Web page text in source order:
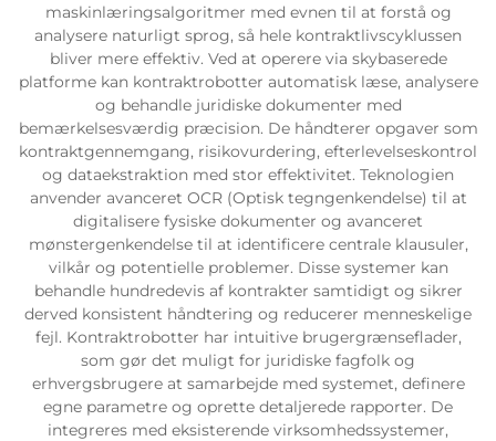
Sag
Nyheder
Servicesupport
Kontakt os
maskinlæringsalgoritmer med evnen til at forstå og
analysere naturligt sprog, så hele kontraktlivscyklussen
bliver mere effektiv. Ved at operere via skybaserede
platforme kan kontraktrobotter automatisk læse, analysere
og behandle juridiske dokumenter med
bemærkelsesværdig præcision. De håndterer opgaver som
kontraktgennemgang, risikovurdering, efterlevelseskontrol
og dataekstraktion med stor effektivitet. Teknologien
anvender avanceret OCR (Optisk tegngenkendelse) til at
digitalisere fysiske dokumenter og avanceret
mønstergenkendelse til at identificere centrale klausuler,
vilkår og potentielle problemer. Disse systemer kan
behandle hundredevis af kontrakter samtidigt og sikrer
derved konsistent håndtering og reducerer menneskelige
fejl. Kontraktrobotter har intuitive brugergrænseflader,
som gør det muligt for juridiske fagfolk og
erhvergsbrugere at samarbejde med systemet, definere
egne parametre og oprette detaljerede rapporter. De
integreres med eksisterende virksomhedssystemer,